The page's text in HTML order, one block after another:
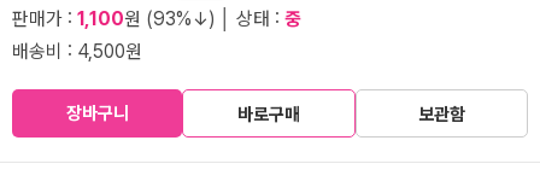
판매가 : 1,100원 (93%↓) │ 상태 : 중
배송비 : 4,500원
장바구니 바로구매 보관함